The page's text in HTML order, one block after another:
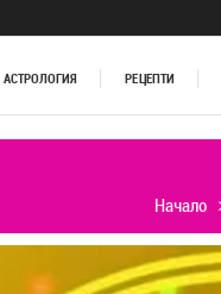
АСТРОЛОГИЯ РЕЦЕПТИ
Начало